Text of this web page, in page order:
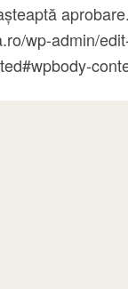
wp-admin/